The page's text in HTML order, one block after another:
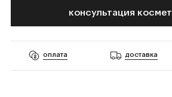
консультация
оплата доставка